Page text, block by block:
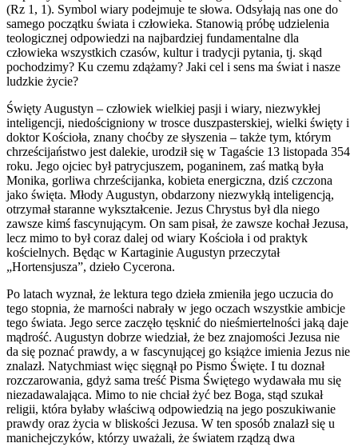
(Rz 1, 1). Symbol wiary podejmuje te słowa. Odsyłają nas one do
samego początku świata i człowieka. Stanowią próbę udzielenia
teologicznej odpowiedzi na najbardziej fundamentalne dla
człowieka wszystkich czasów, kultur i tradycji pytania, tj. skąd
pochodzimy? Ku czemu zdążamy? Jaki cel i sens ma świat i nasze
ludzkie życie?
Święty Augustyn – człowiek wielkiej pasji i wiary, niezwykłej
inteligencji, niedościgniony w trosce duszpasterskiej, wielki święty i
doktor Kościoła, znany choćby ze słyszenia – także tym, którym
chrześcijaństwo jest dalekie, urodził się w Tagaście 13 listopada 354
roku. Jego ojciec był patrycjuszem, poganinem, zaś matką była
Monika, gorliwa chrześcijanka, kobieta energiczna, dziś czczona
jako święta. Młody Augustyn, obdarzony niezwykłą inteligencją,
otrzymał staranne wykształcenie. Jezus Chrystus był dla niego
zawsze kimś fascynującym. On sam pisał, że zawsze kochał Jezusa,
lecz mimo to był coraz dalej od wiary Kościoła i od praktyk
kościelnych. Będąc w Kartaginie Augustyn przeczytał
„Hortensjusza”, dzieło Cycerona.
Po latach wyznał, że lektura tego dzieła zmieniła jego uczucia do
tego stopnia, że marności nabrały w jego oczach wszystkie ambicje
tego świata. Jego serce zaczęło tęsknić do nieśmiertelności jaką daje
mądrość. Augustyn dobrze wiedział, że bez znajomości Jezusa nie
da się poznać prawdy, a w fascynującej go książce imienia Jezus nie
znalazł. Natychmiast więc sięgnął po Pismo Święte. I tu doznał
rozczarowania, gdyż sama treść Pisma Świętego wydawała mu się
niezadawalająca. Mimo to nie chciał żyć bez Boga, stąd szukał
religii, która byłaby właściwą odpowiedzią na jego poszukiwanie
prawdy oraz życia w bliskości Jezusa. W ten sposób znalazł się u
manichejczyków, którzy uważali, że światem rządzą dwa